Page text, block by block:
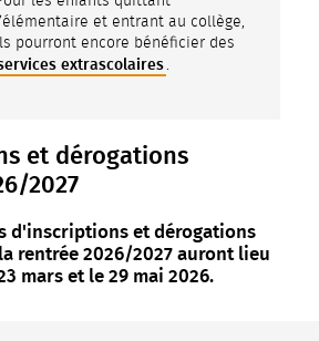
et entrant au collège,
pourront encore bénéficier des
extrascolaires.
et dérogations
2027
d'inscriptions et dérogations
rentrée 2026/2027 auront lieu
mars et le 29 mai 2026.